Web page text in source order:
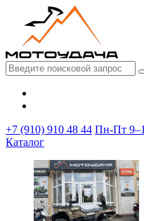
+7 (910) 910 48 44 Пн-Пт
Каталог